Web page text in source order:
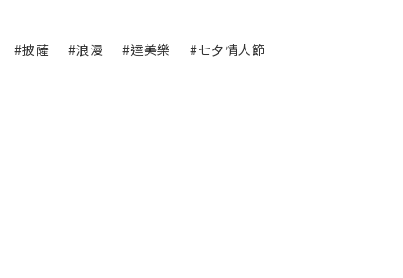
#披薩 #浪漫 #達美樂 #七夕情人節